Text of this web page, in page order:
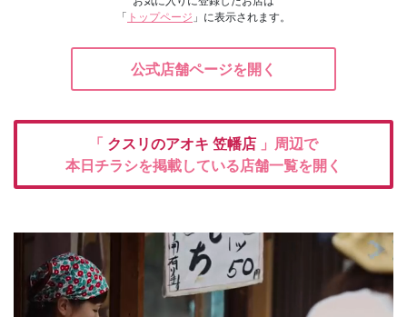
「 トップページ 」に表示されます。
公式店舗ページを開く
「 クスリのアオキ 笠幡店 」周辺で
本日チラシを掲載している店舗一覧を開く